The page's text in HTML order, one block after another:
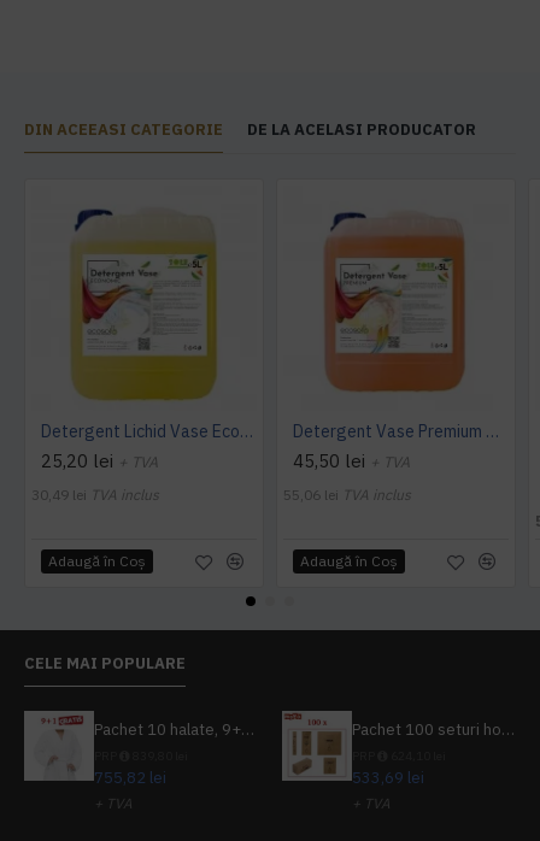
DIN ACEEASI CATEGORIE DE LA ACELASI PRODUCATOR
Detergent Lichid Vase Economic, Manual, 5L, AQAS
25,20 lei + TVA
30,49 lei TVA inclus
Adaugă în Coş
Detergent Vase Premium Manual 5L Canistra AQAS
45,50 lei + TVA
55,06 lei TVA inclus
Adaugă în Coş
CELE MAI POPULARE
Pachet 10 halate, 9+1 gratuit
755,82 lei
+ TVA
Pachet 100 seturi hoteliere, set dentar, set barbierit, casca de dus, pila unghii, set cusut
533,69 lei
+ TVA